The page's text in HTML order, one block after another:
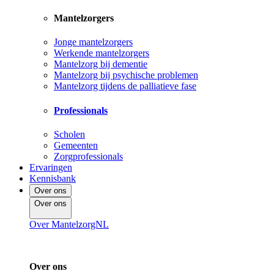
Mantelzorgers
Jonge mantelzorgers
Werkende mantelzorgers
Mantelzorg bij dementie
Mantelzorg bij psychische problemen
Mantelzorg tijdens de palliatieve fase
Professionals
Scholen
Gemeenten
Zorgprofessionals
Ervaringen
Kennisbank
Over ons
Over ons
Over MantelzorgNL
Over ons